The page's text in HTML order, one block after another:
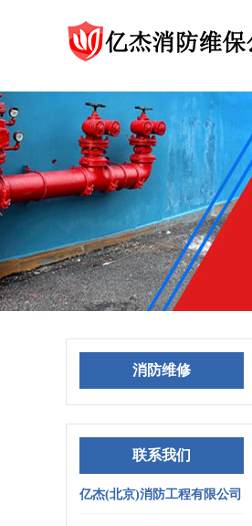
消防维修
联系我们
亿杰(北京)消防工程有限公司